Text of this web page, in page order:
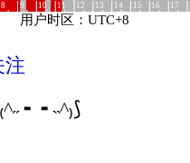
8 9 10 11 12 13 14 15 16 17
用户时区：UTC+8
注
╸ ╸˵^₎⟆